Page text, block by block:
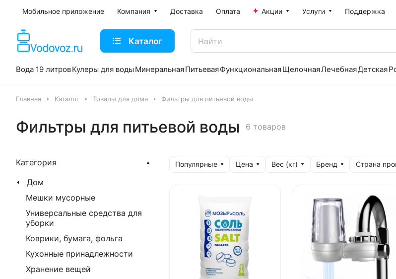
Мобильное приложение Компания Доставка Оплата Акции Услуги Поддержка
Каталог
Вода 19 литровКулеры для воды МинеральнаяПитьеваяФункциональнаяЩелочнаяЛечебнаяДетская
Главная Каталог Товары для дома Фильтры для питьевой воды
Фильтры для питьевой воды 6 товаров
Популярные Цена Вес (кг) Бренд Страна
Категория
Дом
Мешки мусорные
Универсальные средства для
уборки
Коврики, бумага, фольга
Кухонные принадлежности
Хранение вещей